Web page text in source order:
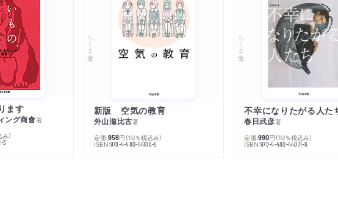
ます
ング商會著
）
3
ちくま文庫
新版 空気の教育
外山滋比古著
定価:858円 （10％税込み）
ISBN:978-4-480-44106-5
ちくま文庫
春日武彦著
定価:990円 （10％税込み）
ISBN:978-4-480-44071-6